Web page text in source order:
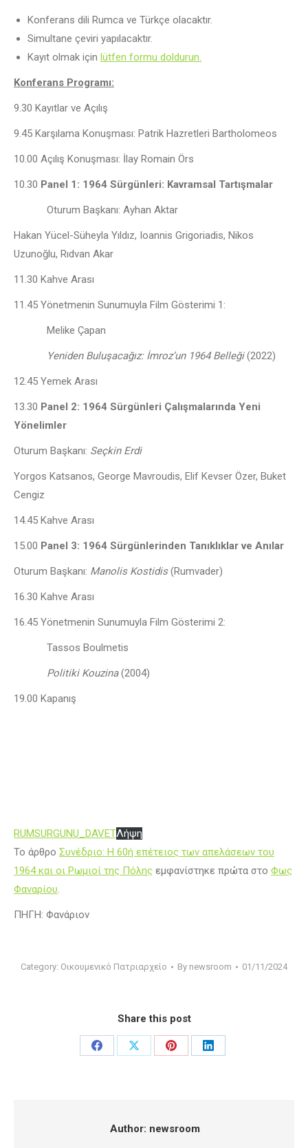
Konferans dili Rumca ve Türkçe olacaktır.
Simultane çeviri yapılacaktır.
Kayıt olmak için lütfen formu doldurun.
Konferans Programı:
9.30 Kayıtlar ve Açılış
9.45 Karşılama Konuşması: Patrik Hazretleri Bartholomeos
10.00 Açılış Konuşması: İlay Romain Örs
10.30 Panel 1: 1964 Sürgünleri: Kavramsal Tartışmalar
Oturum Başkanı: Ayhan Aktar
Hakan Yücel-Süheyla Yıldız, Ioannis Grigoriadis, Nikos
Uzunoğlu, Rıdvan Akar
11.30 Kahve Arası
11.45 Yönetmenin Sunumuyla Film Gösterimi 1:
Melike Çapan
Yeniden Buluşacağız: İmroz’un 1964 Belleği(2022)
12.45 Yemek Arası
13.30 Panel 2: 1964 Sürgünleri Çalışmalarında Yeni
Yönelimler
Oturum Başkanı: Seçkin Erdi
Yorgos Katsanos, George Mavroudis, Elif Kevser Özer, Buket
Cengiz
14.45 Kahve Arası
15.00 Panel 3: 1964 Sürgünlerinden Tanıklıklar ve Anılar
Oturum Başkanı: Manolis Kostidis(Rumvader)
16.30 Kahve Arası
16.45 Yönetmenin Sunumuyla Film Gösterimi 2:
Tassos Boulmetis
Politiki Kouzina(2004)
19.00 Kapanış
RUMSURGUNU_DAVETΛήψη
Το άρθρο Συνέδριο: Η 60ή επέτειος των απελάσεων του
1964 και οι Ρωμιοί της Πόλης εμφανίστηκε πρώτα στο Φως
Φαναρίου.
ΠΗΓΗ: Φανάριον
Category: Οικουμενικό Πατριαρχείο By newsroom 01/11/2024
Share this post
Share
Share
Share
Share
Author: newsroom